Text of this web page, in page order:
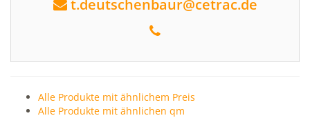
t.deutschenbaur@cetrac.de
Alle Produkte mit ähnlichem Preis
Alle Produkte mit ähnlichen qm